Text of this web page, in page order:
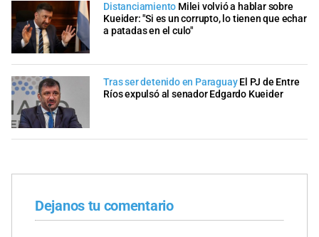
Distanciamiento Milei volvió a hablar sobre
Kueider: "Si es un corrupto, lo tienen que echar
a patadas en el culo"
Tras ser detenido en Paraguay El PJ de Entre
Ríos expulsó al senador Edgardo Kueider
Dejanos tu comentario